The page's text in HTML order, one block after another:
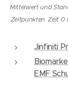
Mittelwert und
Zeitpunkten. Zeit 0
Jinfiniti
EMF